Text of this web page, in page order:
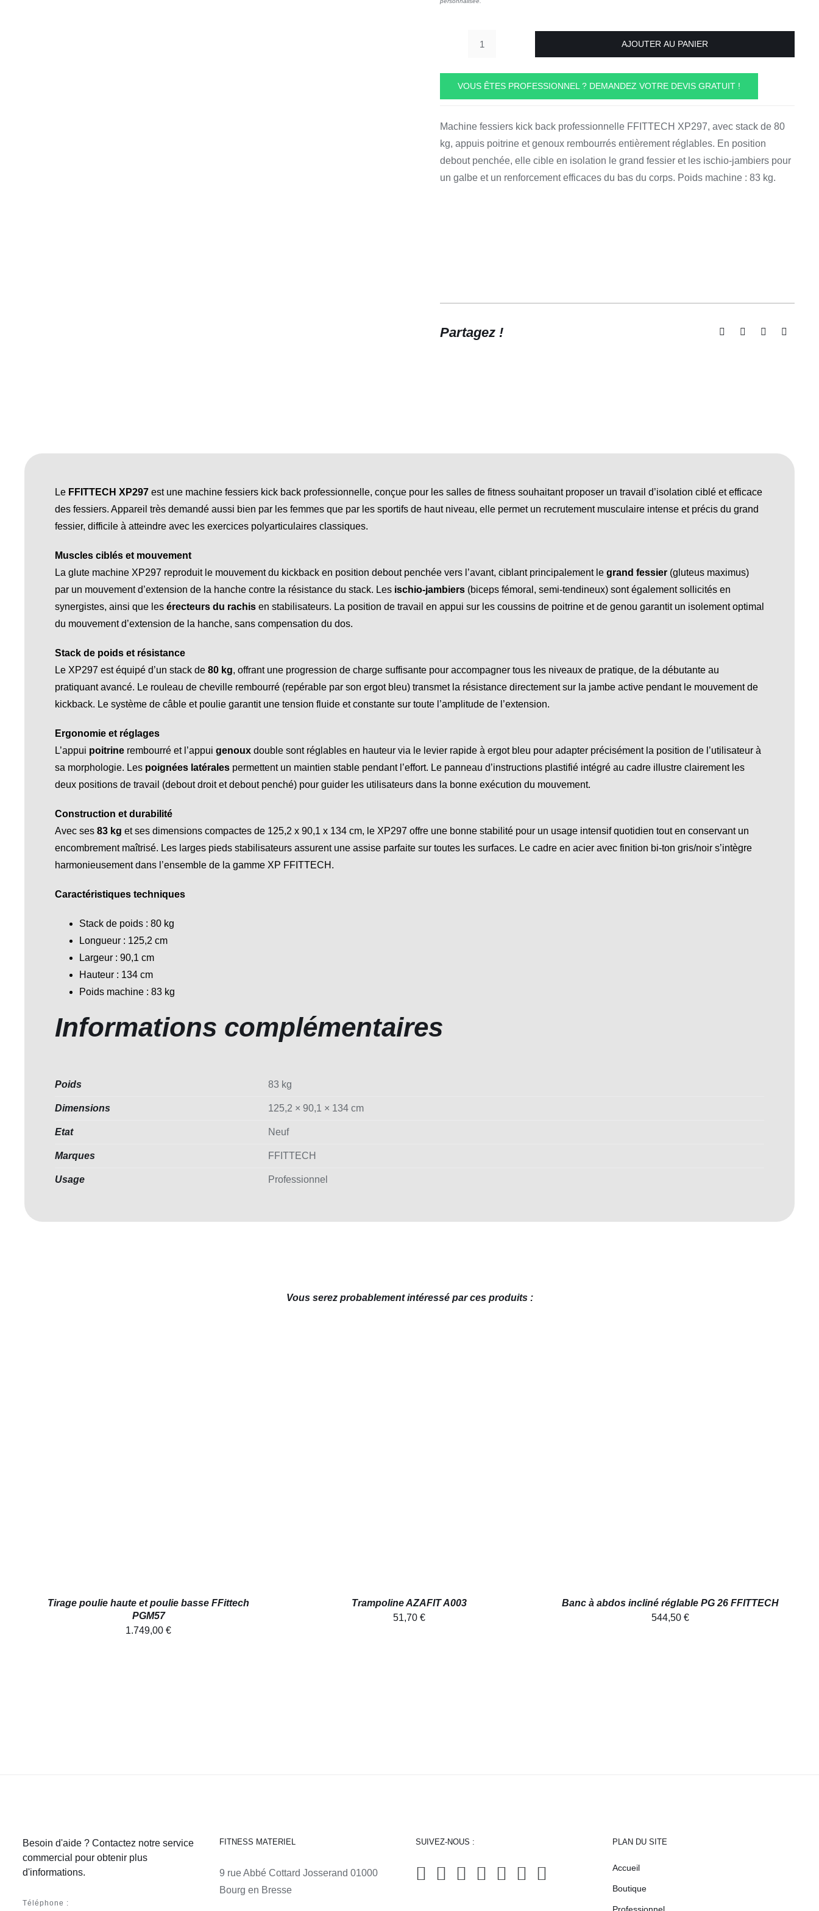
quantité
Glute
Machine/Kick
XPLINE
FFITTECH
AJOUTER AU PANIER
VOUS ÊTES PROFESSIONNEL ? DEMANDEZ VOTRE DEVIS GRATUIT !
Machine fessiers kick back professionnelle FFITTECH XP297, avec stack de 80
kg, appuis poitrine et genoux rembourrés entièrement réglables. En position
debout penchée, elle cible en isolation le grand fessier et les ischio-jambiers pour
un galbe et un renforcement efficaces du bas du corps. Poids machine : 83 kg.
Partagez !
Le FFITTECH XP297est une machine fessiers kick back professionnelle, conçue pour les salles de fitness souhaitant proposer un travail d’isolation ciblé et efficace
des fessiers. Appareil très demandé aussi bien par les femmes que par les sportifs de haut niveau, elle permet un recrutement musculaire intense et précis du grand
fessier, difficile à atteindre avec les exercices polyarticulaires classiques.
Muscles ciblés et mouvement
La glute machine XP297 reproduit le mouvement du kickback en position debout penchée vers l’avant, ciblant principalement le grand fessier(gluteus maximus)
par un mouvement d’extension de la hanche contre la résistance du stack. Les ischio-jambiers(biceps fémoral, semi-tendineux) sont également sollicités en
synergistes, ainsi que les érecteurs du rachisen stabilisateurs. La position de travail en appui sur les coussins de poitrine et de genou garantit un isolement optimal
du mouvement d’extension de la hanche, sans compensation du dos.
Stack de poids et résistance
Le XP297 est équipé d’un stack de 80 kg, offrant une progression de charge suffisante pour accompagner tous les niveaux de pratique, de la débutante au
pratiquant avancé. Le rouleau de cheville rembourré (repérable par son ergot bleu) transmet la résistance directement sur la jambe active pendant le mouvement de
kickback. Le système de câble et poulie garantit une tension fluide et constante sur toute l’amplitude de l’extension.
Ergonomie et réglages
L’appui poitrinerembourré et l’appui genouxdouble sont réglables en hauteur via le levier rapide à ergot bleu pour adapter précisément la position de l’utilisateur à
sa morphologie. Les poignées latéralespermettent un maintien stable pendant l’effort. Le panneau d’instructions plastifié intégré au cadre illustre clairement les
deux positions de travail (debout droit et debout penché) pour guider les utilisateurs dans la bonne exécution du mouvement.
Construction et durabilité
Avec ses 83 kg et ses dimensions compactes de 125,2 x 90,1 x 134 cm, le XP297 offre une bonne stabilité pour un usage intensif quotidien tout en conservant un
encombrement maîtrisé. Les larges pieds stabilisateurs assurent une assise parfaite sur toutes les surfaces. Le cadre en acier avec finition bi-ton gris/noir s’intègre
harmonieusement dans l’ensemble de la gamme XP FFITTECH.
Caractéristiques techniques
Stack de poids : 80 kg
Longueur : 125,2 cm
Largeur : 90,1 cm
Hauteur : 134 cm
Poids machine : 83 kg
Informations complémentaires
Poids 83 kg
Dimensions 125,2 × 90,1 × 134 cm
Etat Neuf
Marques FFITTECH
Usage Professionnel
Vous serez probablement intéressé par ces produits :
Tirage poulie haute et poulie basse FFittech
PGM57
1.749,00€
Trampoline AZAFIT A003
51,70€
Banc à abdos incliné réglable PG 26 FFITTECH
544,50 €
Besoin d'aide ? Contactez notre service
commercial pour obtenir plus
d'informations.
Téléphone :
FITNESS MATERIEL
9 rue Abbé Cottard Josserand 01000
Bourg en Bresse
SUIVEZ-NOUS : PLAN DU SITE
Accueil
Boutique